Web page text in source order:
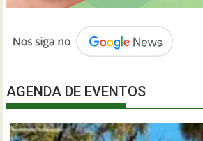
AGENDA DE EVENTOS